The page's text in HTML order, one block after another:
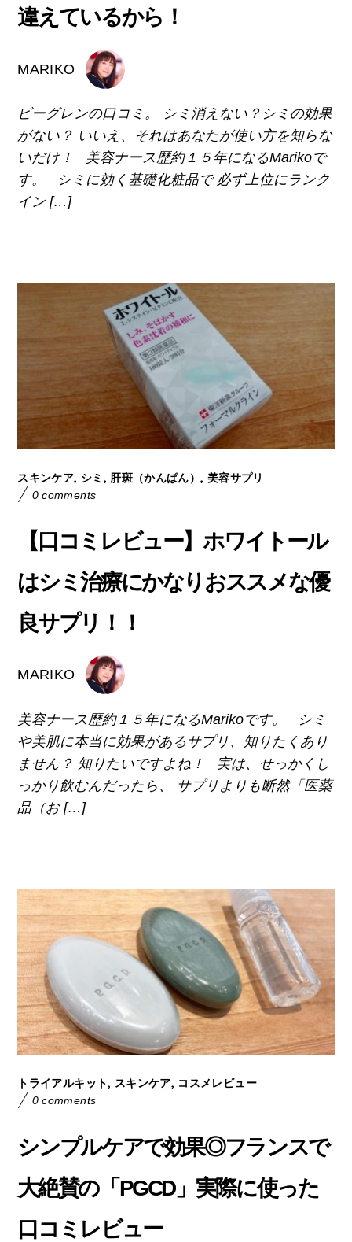
違えているから！
MARIKO
ビーグレンの口コミ。 シミ消えない？シミの効果
がない？ いいえ、それはあなたが使い方を知らな
いだけ！ 美容ナース歴約１５年になるMarikoで
す。 シミに効く基礎化粧品で 必ず上位にランク
イン […]
スキンケア, シミ , 肝斑（かんぱん）, 美容サプリ
0 comments
【口コミレビュー】ホワイトール
はシミ治療にかなりおススメな優
良サプリ！！
MARIKO
美容ナース歴約１５年になるMarikoです。 シミ
や美肌に本当に効果があるサプリ、知りたくあり
ません？ 知りたいですよね！ 実は、せっかくし
っかり飲むんだったら、 サプリよりも断然「医薬
品（お […]
トライアルキット, スキンケア, コスメレビュー
0 comments
シンプルケアで効果◎フランスで
大絶賛の「PGCD」実際に使った
口コミレビュー